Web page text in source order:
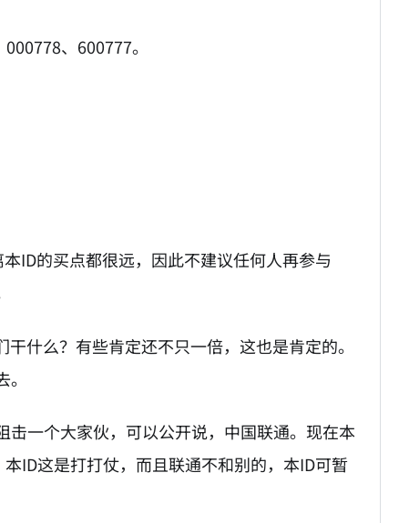
、600777。
ID的买点都很远，因此不建议任何人再参与
什么？有些肯定还不只一倍，这也是肯定的。
一个大家伙，可以公开说，中国联通。现在本
ID这是打打仗，而且联通不和别的，本ID可暂